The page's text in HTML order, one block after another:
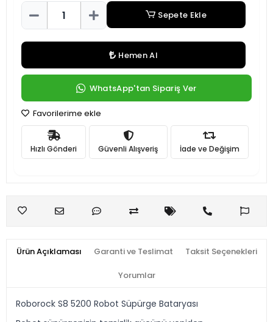
Sepete Ekle
Hemen Al
WhatsApp'tan Sipariş Ver
Favorilerime ekle
Hızlı Gönderi Güvenli Alışveriş İade ve Değişim
Ürün Açıklaması Garanti ve Teslimat Taksit Seçenekleri
Yorumlar
Roborock S8 5200 Robot Süpürge Bataryası